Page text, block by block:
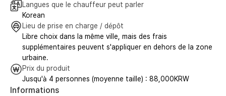
Langues que le chauffeur peut parler
Korean
Lieu de prise en charge / dépôt
Libre choix dans la même ville, mais des frais
supplémentaires peuvent s'appliquer en dehors de la zone
urbaine.
Prix du produit
Jusqu'à 4 personnes (moyenne taille) : 88,000KRW
Informations